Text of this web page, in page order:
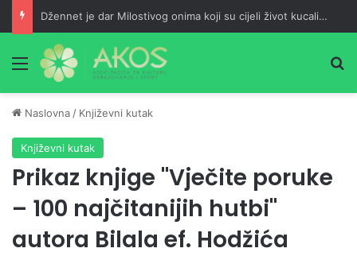
Džennet je dar Milostivog onima koji su cijeli život kucali na vrata Njegove milosti
Meni
Naslovna / Književni kutak
Književni kutak
Prikaz knjige "Vječite poruke
– 100 najčitanijih hutbi"
autora Bilala ef. Hodžića